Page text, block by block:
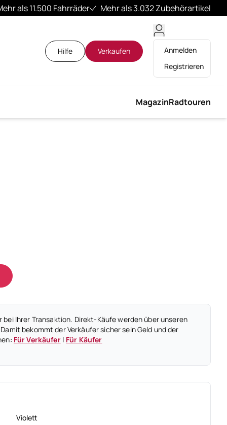
als 11.500 Fahrräder Mehr als 3.032 Zubehörartikel
Hilfe Verkaufen
Anmelden
Registrieren
MagazinRadtouren
Ihrer Transaktion. Direkt-Käufe werden über unseren
bekommt der Verkäufer sicher sein Geld und der
Für Verkäufer| Für Käufer
Violett